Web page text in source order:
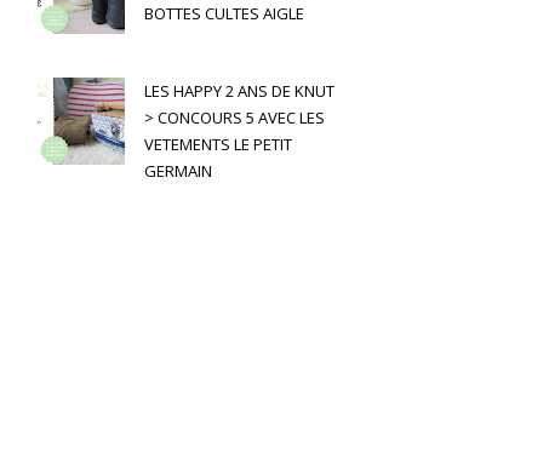
BOTTES CULTES AIGLE
LES HAPPY 2 ANS DE KNUT
> CONCOURS 5 AVEC LES
VETEMENTS LE PETIT
GERMAIN